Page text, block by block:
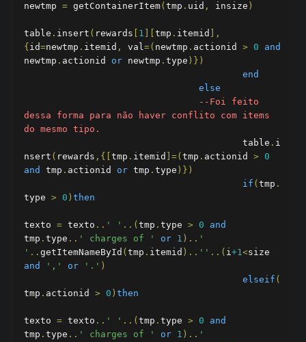
newtmp = getContainerItem( tmp . uid , insize )
table . insert ( rewards 1 tmp . itemid
],
{ id=newtmp . itemid , val=( newtmp . actionid > 0
and
newtmp . actionid or newtmp . type )})
end
else
--Foi feito
dessa forma para não haver conflito com items
do mesmo tipo.
					table
. i
nsert ( rewards ,{[ tmp . itemid ]=( tmp . actionid >
0
and
tmp . actionid or tmp . type )})
if ( tmp .
type > 0 ) then
texto = texto .. ' ' ..( tmp . type > 0
and
tmp . type .. ' charges of ' or 1 ).. '
' .. getItemNameById ( tmp . itemid ).. '' ..( i+1<
and
',' or '.' )
elseif (
tmp . actionid > 0 ) then
texto = texto .. ' ' ..( tmp . type > 0
and
tmp . type .. ' charges of ' or 1 ).. '